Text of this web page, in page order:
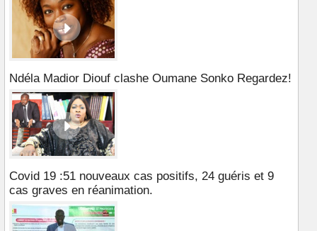
Ndéla Madior Diouf clashe Oumane Sonko Regardez!
Covid 19 :51 nouveaux cas positifs, 24 guéris et 9
cas graves en réanimation.